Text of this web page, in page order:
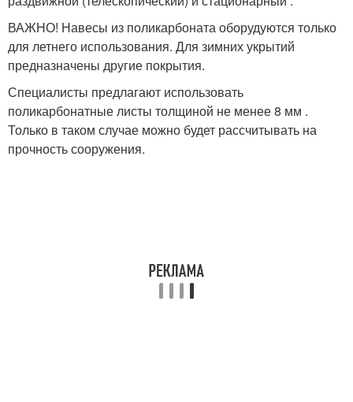
ВАЖНО! Навесы из поликарбоната оборудуются только
для летнего использования. Для зимних укрытий
предназначены другие покрытия.
Специалисты предлагают использовать
поликарбонатные листы толщиной не менее 8 мм .
Только в таком случае можно будет рассчитывать на
прочность сооружения.